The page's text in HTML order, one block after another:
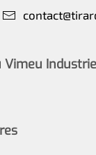
Vimeu